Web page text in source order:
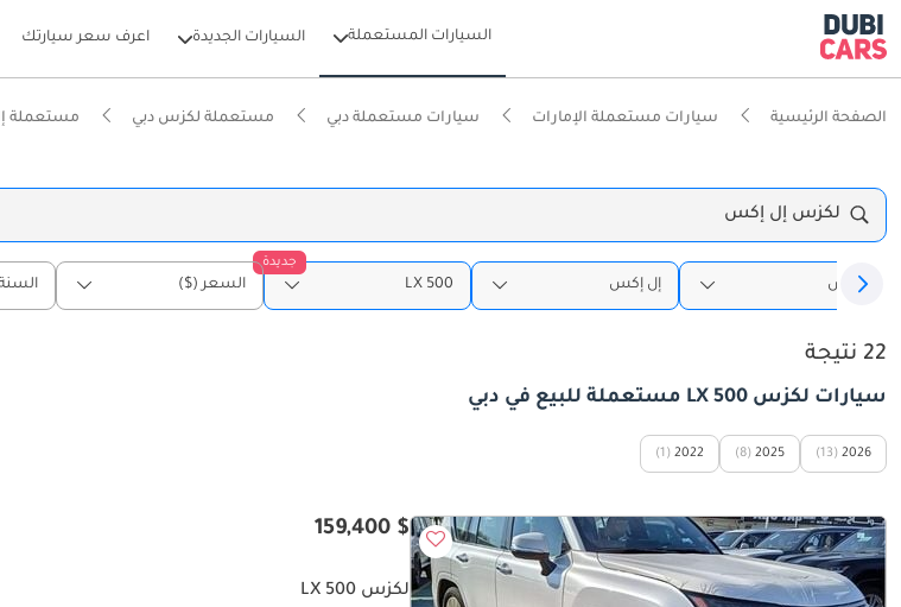
السيارات المستعملة السيارات الجديدة اعرف سعر سيارتك
الصفحة الرئيسية سيارات مستعملة الإمارات سيارات مستعملة دبي مستعملة لكزس دبي مستعملة
لكزس إل إكس
لكزس إل إكس
جديدة
LX 500 السعر ($)
22 نتيجة
سيارات لكزس LX 500 مستعملة للبيع في دبي
2026
(13)
2025
(8)
2022
(1)
$ 159,400
لكزس LX 500